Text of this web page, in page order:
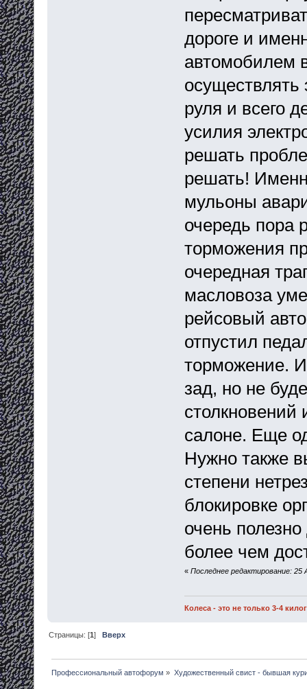
дороге и
автомобилем
осуществлять
руля и всего
усилия
решать
решать!
мульоны
очередь пора
торможения
очередная
масловоза
рейсовый
отпустил
торможение.
зад, но не
столкновений
салоне. Еще
Нужно также
степени
блокировке
очень
более чем
« Последнее редактирование: 25
Колеса - это не только 3-4
Страницы: [1] Вверх
Профессиональный автофорум » Художественный свист - бывшая